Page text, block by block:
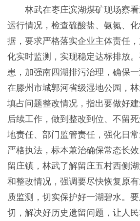
林武在枣庄滨湖煤矿现场察看
运行情况，检查硫酸盐、氨氮、
据，要求严格落实企业主体责任
化实时监测，实现稳定达标排放
患，加强南四湖排污治理，确保一
在滕州市城郭河省级湿地公园，
填占问题整改情况，指出要做好
后续工作，做到整改到位、不留
地责任、部门监管责任，强化日常
严格执法，标本兼治确保常态长
留庄镇，林武了解留庄五村西侧
和整改情况，强调要尽快恢复原
质监测，切实保护好一湖碧水。
切，解决好历史遗留问题，让人